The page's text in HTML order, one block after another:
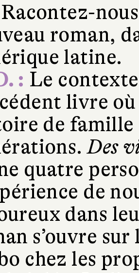
Racontez-
roman,
latine.
: Le
livre
de famille
Des
quatre
de
dans
s’ouvre
chez les